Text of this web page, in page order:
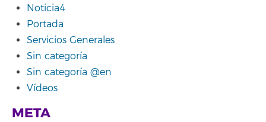
Noticia4
Portada
Servicios Generales
Sin categoría
Sin categoría @en
Vídeos
META